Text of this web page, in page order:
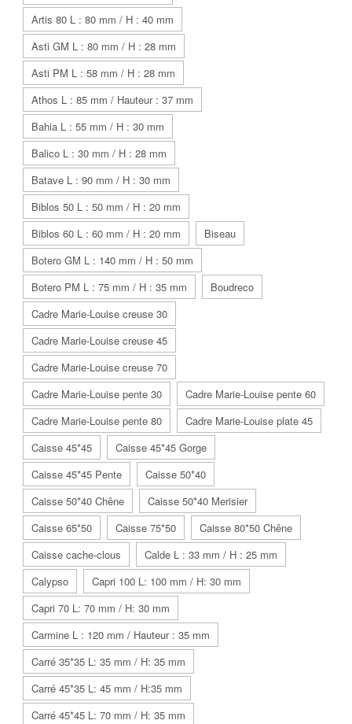
Artis 80 L : 80 mm / H : 40 mm
Asti GM L : 80 mm / H : 28 mm
Asti PM L : 58 mm / H : 28 mm
Athos L : 85 mm / Hauteur : 37 mm
Bahia L : 55 mm / H : 30 mm
Balico L : 30 mm / H : 28 mm
Batave L : 90 mm / H : 30 mm
Biblos 50 L : 50 mm / H : 20 mm
Biblos 60 L : 60 mm / H : 20 mm
Biseau
Botero GM L : 140 mm / H : 50 mm
Botero PM L : 75 mm / H : 35 mm
Boudreco
Cadre Marie-Louise creuse 30
Cadre Marie-Louise creuse 45
Cadre Marie-Louise creuse 70
Cadre Marie-Louise pente 30
Cadre Marie-Louise pente 60
Cadre Marie-Louise pente 80
Cadre Marie-Louise plate 45
Caisse 45*45
Caisse 45*45 Gorge
Caisse 45*45 Pente
Caisse 50*40
Caisse 50*40 Chêne
Caisse 50*40 Merisier
Caisse 65*50
Caisse 75*50
Caisse 80*50 Chêne
Caisse cache-clous
Calde L : 33 mm / H : 25 mm
Calypso
Capri 100 L: 100 mm / H: 30 mm
Capri 70 L: 70 mm / H: 30 mm
Carmine L : 120 mm / Hauteur : 35 mm
Carré 35*35 L: 35 mm / H: 35 mm
Carré 45*35 L: 45 mm / H:35 mm
Carré 45*45 L: 70 mm / H: 35 mm